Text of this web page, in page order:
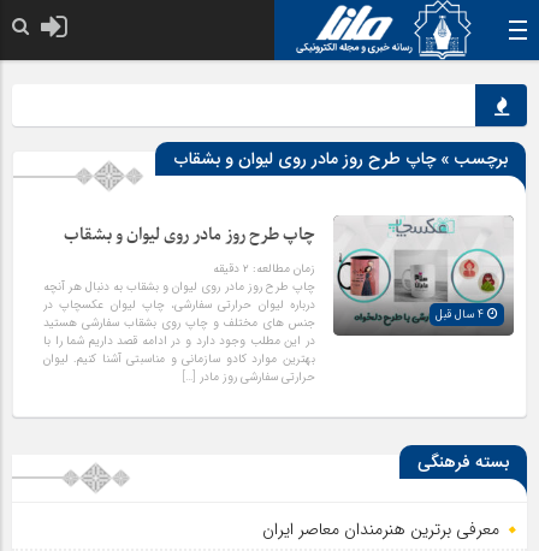
برچسب » چاپ طرح روز مادر روی لیوان و بشقاب
چاپ طرح روز مادر روی لیوان و بشقاب
زمان مطالعه: ۲ دقیقه
چاپ طرح روز مادر روی لیوان و بشقاب به دنبال هر آنچه
درباره لیوان حرارتی سفارشی، چاپ لیوان عکسچاپ در
جنس های مختلف و چاپ روی بشقاب سفارشی هستید
در این مطلب وجود دارد و در ادامه قصد داریم شما را با
بهترین موارد کادو سازمانی و مناسبتی آشنا کنیم. لیوان
حرارتی سفارشی روز مادر […]
بسته فرهنگی
معرفی برترین هنرمندان معاصر ایران